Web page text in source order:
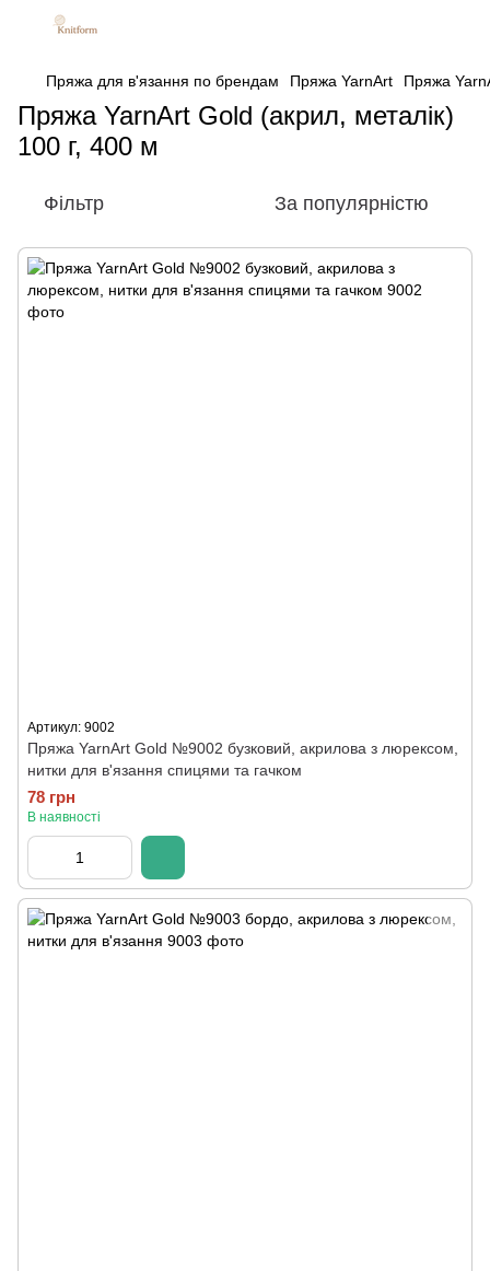
Пряжа для в'язання по брендам Пряжа YarnArt Пряжа
Пряжа YarnArt Gold (акрил, металік)
100 г, 400 м
Фільтр За популярністю
Артикул: 9002
Пряжа YarnArt Gold №9002 бузковий, акрилова з люрексом,
нитки для в'язання спицями та гачком
78 грн
В наявності